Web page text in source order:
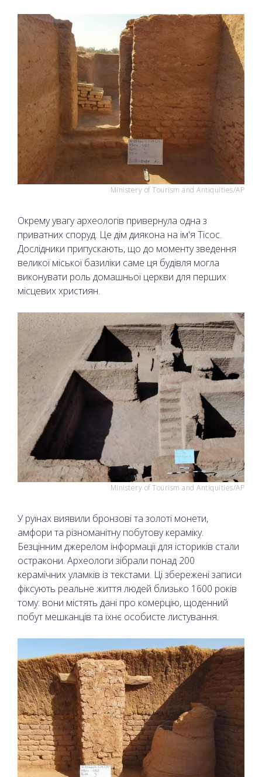
Ministery of Tourism and Antiquities/AP
Окрему увагу археологів привернула одна з
приватних споруд. Це дім диякона на ім'я Тісос.
Дослідники припускають, що до моменту зведення
великої міської базиліки саме ця будівля могла
виконувати роль домашньої церкви для перших
місцевих християн.
Ministery of Tourism and Antiquities/AP
У руїнах виявили бронзові та золоті монети,
амфори та різноманітну побутову кераміку.
Безцінним джерелом інформації для істориків стали
остракони. Археологи зібрали понад 200
керамічних уламків із текстами. Ці збережені записи
фіксують реальне життя людей близько 1600 років
тому: вони містять дані про комерцію, щоденний
побут мешканців та їхнє особисте листування.